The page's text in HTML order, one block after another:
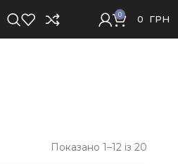
0 0 ГРН
Показано 1–12 із 20